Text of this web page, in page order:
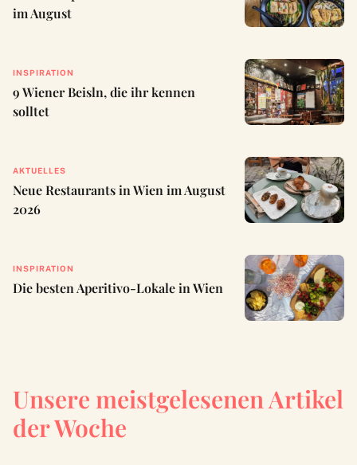
im August
INSPIRATION
9 Wiener Beisln, die ihr kennen
solltet
AKTUELLES
Neue Restaurants in Wien im August
2026
INSPIRATION
Die besten Aperitivo-Lokale in Wien
Unsere meistgelesenen Artikel
der Woche